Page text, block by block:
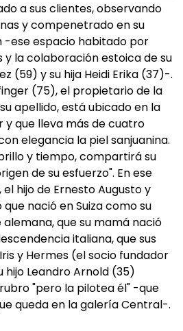
a sus clientes, observando
y compenetrado en su
-ese espacio habitado por
y la colaboración estoica de su
(59) y su hija Heidi Erika (37)-.
(75), el propietario de la
apellido, está ubicado en la
y que lleva más de cuatro
elegancia la piel sanjuanina.
y tiempo, compartirá su
de su esfuerzo". En ese
hijo de Ernesto Augusto y
nació en Suiza como su
que su mamá nació
italiana, que sus
y Hermes (el socio fundador
hijo Leandro Arnold (35)
"pero la pilotea él" -que
queda en la galería Central-.